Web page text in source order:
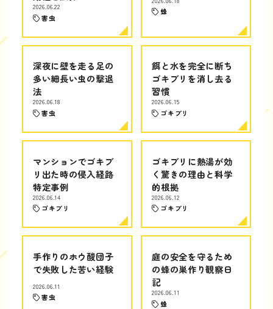
2026.06.22
害虫
蜂
深夜に壁を走る足の
多い細長い虫の撃退
法
2026.06.18
害虫
餌と水を完全に断ち
ゴキブリを消し去る
習慣
2026.06.15
ゴキブリ
マンションでゴキブ
リ出た時の侵入経路
特定事例
2026.06.14
ゴキブリ
ゴキブリに熱湯が効
く驚きの理由と科学
的根拠
2026.06.12
ゴキブリ
手作りのホウ酸団子
で失敗した苦い経験
2026.06.11
害虫
庭の安全を守るため
の蜂の巣作り観察日
記
2026.06.11
蜂